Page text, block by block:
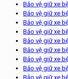
Bảo vệ giữ xe
Bảo vệ giữ xe
Bảo vệ giữ xe
Bảo vệ giữ xe
Bảo vệ giữ xe
Bảo vệ giữ xe
Bảo vệ giữ xe
Bảo vệ giữ xe
Bảo vệ giữ xe